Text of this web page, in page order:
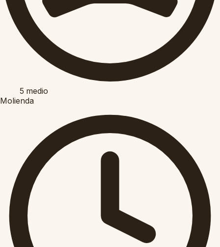
5 medio
Molienda